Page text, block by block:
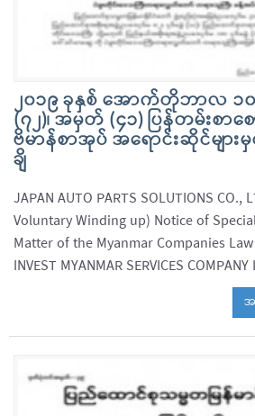
၂၀၁၉ ခုနှစ် အောက်တိုဘာလ
(၇၂)၊ အမှတ် (၄၁) ပြန်တမ်းစာ
ဗိမာန်စာအုပ် အရောင်းဆိုင်မျာ
ချိ
JAPAN AUTO PARTS SOLUTIONS CO.,
Voluntary Winding up) Notice of
Matter of the Myanmar Companies
INVEST MYANMAR SERVICES